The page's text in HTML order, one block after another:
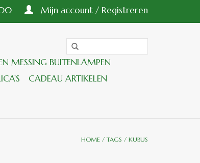
Mijn account / Registreren
MESSING BUITENLAMPEN
CADEAU ARTIKELEN
HOME / TAGS / KUBUS